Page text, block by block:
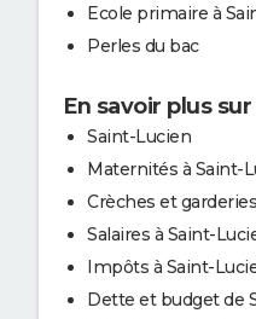
Ecole primaire à
Perles du bac
En savoir plus
Saint-Lucien
Maternités à Saint-
Crèches et
Salaires à Saint-
Impôts à Saint-
Dette et budget de